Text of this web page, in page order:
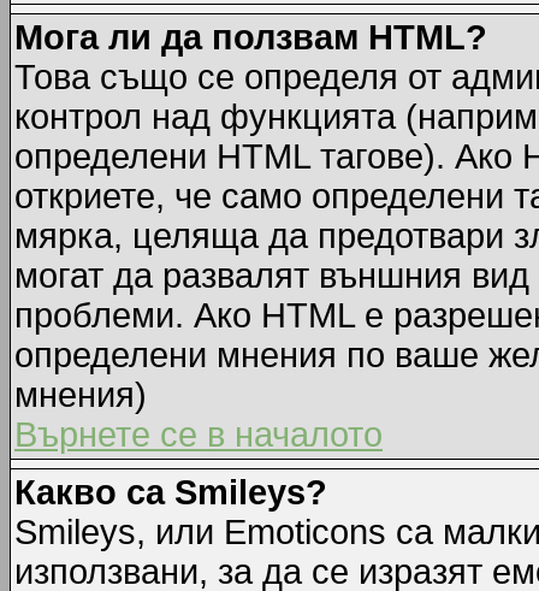
Мога ли да ползвам HTML?
Това също се определя от
контрол над функцията
определени HTML тагове).
откриете, че само определени
мярка, целяща да предотвари
могат да развалят външния
проблеми. Ако HTML е
определени мнения по ваше
мнения)
Върнете се в началото
Какво са Smileys?
Smileys, или Emoticons са
използвани, за да се изразят